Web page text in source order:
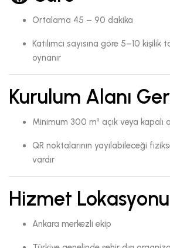
Ortalama 45 – 90 dakika
Katılımcı sayısına göre 5–10 kişilik
oynanır
Kurulum Alanı
Minimum 300 m² açık veya kapalı
QR noktalarının yayılabileceği
vardır
Hizmet Lokasyonu
Ankara merkezli ekip